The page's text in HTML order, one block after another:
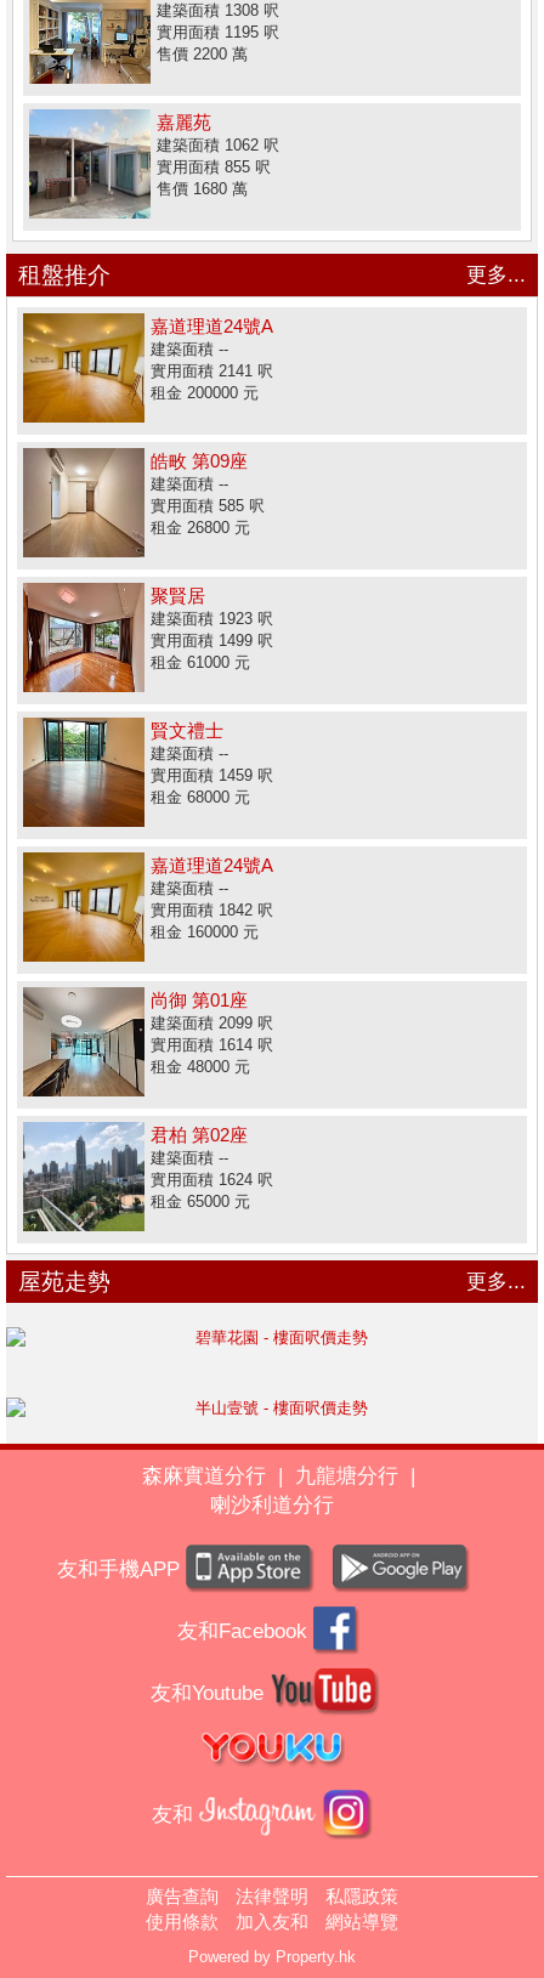
建築面積 1308 呎
實用面積 1195 呎
售價 2200 萬
嘉麗苑
建築面積 1062 呎
實用面積 855 呎
售價 1680 萬
租盤推介 更多...
嘉道理道24號A
建築面積 --
實用面積 2141 呎
租金 200000 元
皓畋 第09座
建築面積 --
實用面積 585 呎
租金 26800 元
聚賢居
建築面積 1923 呎
實用面積 1499 呎
租金 61000 元
賢文禮士
建築面積 --
實用面積 1459 呎
租金 68000 元
嘉道理道24號A
建築面積 --
實用面積 1842 呎
租金 160000 元
尚御 第01座
建築面積 2099 呎
實用面積 1614 呎
租金 48000 元
君柏 第02座
建築面積 --
實用面積 1624 呎
租金 65000 元
屋苑走勢 更多...
森麻實道分行 | 九龍塘分行
|
喇沙利道分行
友和手機APP
友和Facebook
友和Youtube
友和
廣告查詢 法律聲明
私隱政策
使用條款
加入友和 網站導覽
Powered by Property.hk